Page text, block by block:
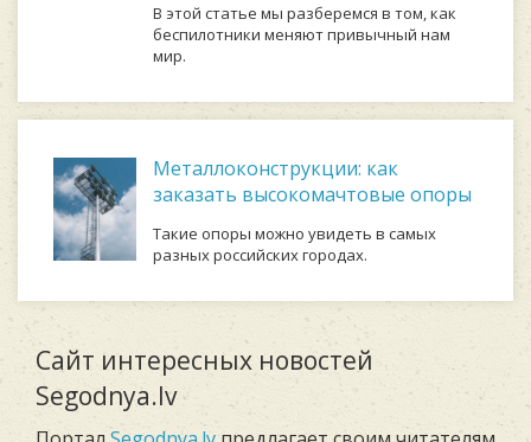
В этой статье мы разберемся в том, как
беспилотники меняют привычный нам
мир.
Металлоконструкции: как
заказать высокомачтовые опоры
Такие опоры можно увидеть в самых
разных российских городах.
Сайт интересных новостей
Segodnya.lv